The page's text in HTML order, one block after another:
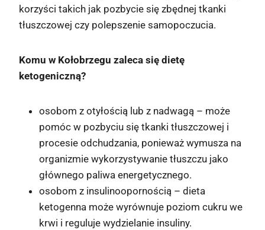
korzyści takich jak pozbycie się zbędnej tkanki
tłuszczowej czy polepszenie samopoczucia.
Komu w Kołobrzegu zaleca się dietę
ketogeniczną?
osobom z otyłością lub z nadwagą – może
pomóc w pozbyciu się tkanki tłuszczowej i
procesie odchudzania, ponieważ wymusza na
organizmie wykorzystywanie tłuszczu jako
głównego paliwa energetycznego.
osobom z insulinoopornością – dieta
ketogenna może wyrównuje poziom cukru we
krwi i reguluje wydzielanie insuliny.